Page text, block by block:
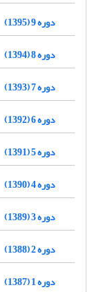
دوره 9 (1395)
دوره 8 (1394)
دوره 7 (1393)
دوره 6 (1392)
دوره 5 (1391)
دوره 4 (1390)
دوره 3 (1389)
دوره 2 (1388)
دوره 1 (1387)